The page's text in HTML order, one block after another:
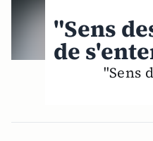
"Sens
de
"Sens